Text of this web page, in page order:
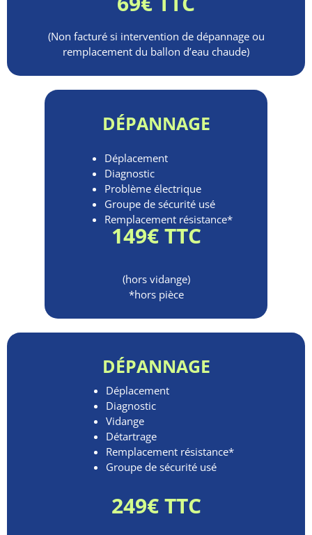
(Non facturé si intervention de dépannage ou
remplacement du ballon d’eau chaude)
DÉPANNAGE
Déplacement
Diagnostic
Problème électrique
Groupe de sécurité usé
Remplacement résistance*
149€ TTC
(hors vidange)
*hors pièce
DÉPANNAGE
Déplacement
Diagnostic
Vidange
Détartrage
Remplacement résistance*
Groupe de sécurité usé
249€ TTC